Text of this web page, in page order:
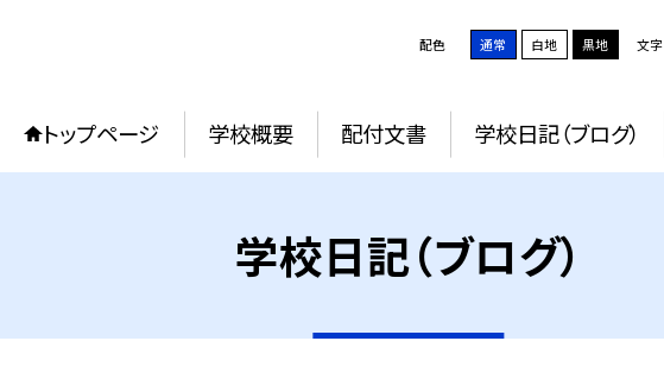
配色 通常 白地 黒地 文字
トップページ 学校概要 配付文書 学校日記（ブログ）
学校日記（ブログ）